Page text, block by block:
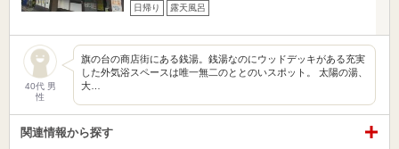
日帰り 露天風呂
40代 男
性
旗の台の商店街にある銭湯。銭湯なのにウッドデッキがある充実
した外気浴スペースは唯一無二のととのいスポット。 太陽の湯、
大…
関連情報から探す